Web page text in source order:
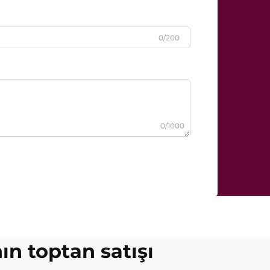
0/200
0/1000
toptan satışı